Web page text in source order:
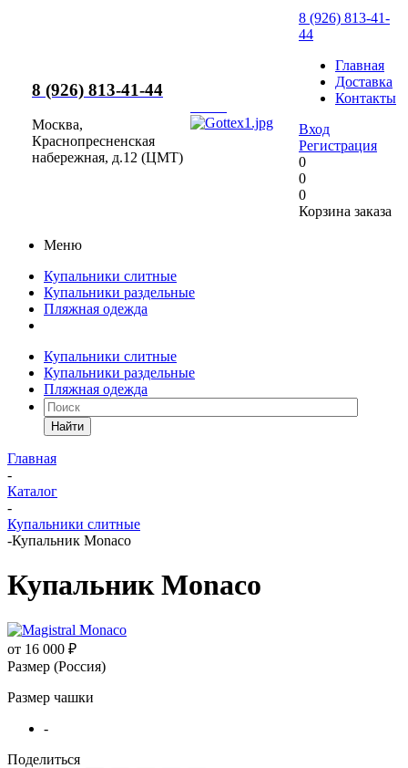
8 (926) 813-41-44
Москва,
Краснопресненская
набережная, д.12 (ЦМТ)
8 (926) 813-41-
44
Главная
Доставка
Контакты
Вход
Регистрация
0
0
0
Корзина заказа
Меню
Купальники слитные
Купальники раздельные
Пляжная одежда
Купальники слитные
Купальники раздельные
Пляжная одежда
Найти
Главная
-
Каталог
-
Купальники слитные
-Купальник Monaco
Купальник Monaco
от 16 000 ₽
Размер (Россия)
Размер чашки
-
Поделиться